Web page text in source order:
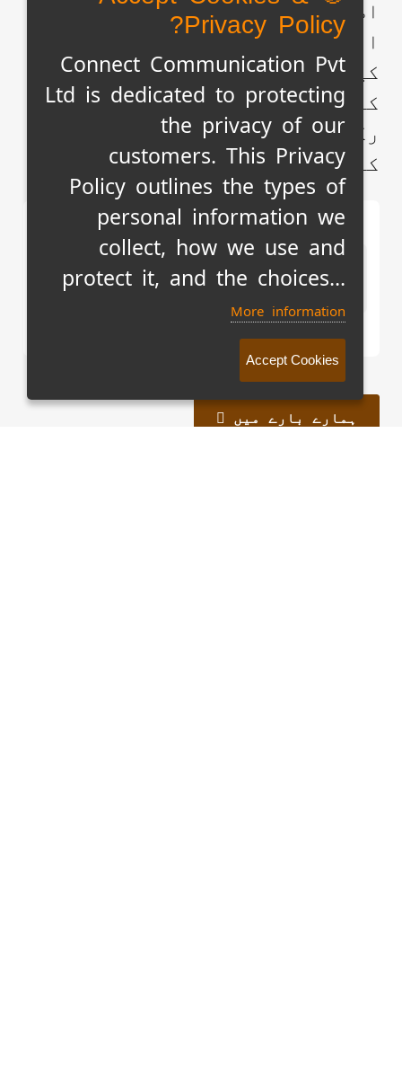
اطمینان ہماری اولین ترجیح ہے،
اور ہم ہر بات چیت کے ساتھ آپ
کی توقعات سے تجاوز کرنے کی
کوشش کرتے ہیں۔ آپ کو مربوط
رکھنے کے لیے ہم پر بھروسہ
کرنے کا شکریہ۔
چوبیس گھنٹے سروس
دستیاب ہے
ہمیں کال کریں:
+9221-
111-000-638
ہمارے بارے میں
Privacy Policy?
Connect Communication Pvt
Ltd is dedicated to protecting
the privacy of our
customers. This Privacy
Policy outlines the types of
personal information we
collect, how we use and
protect it, and the choices...
More information
Accept Cookies